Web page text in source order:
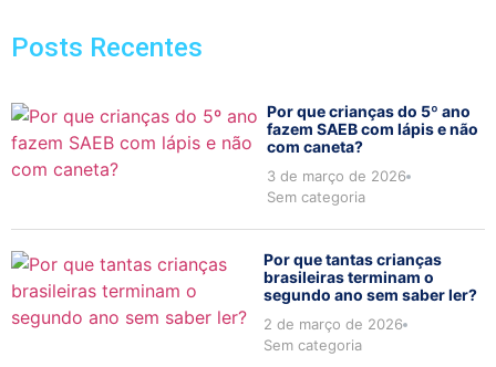
Posts Recentes
Por que crianças do 5º ano
fazem SAEB com lápis e não
com caneta?
3 de março de 2026
Sem categoria
Por que tantas crianças
brasileiras terminam o
segundo ano sem saber ler?
2 de março de 2026
Sem categoria